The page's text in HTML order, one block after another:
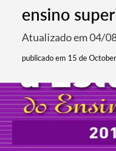
ensino
Atualizado em 04/
publicado em 15 de